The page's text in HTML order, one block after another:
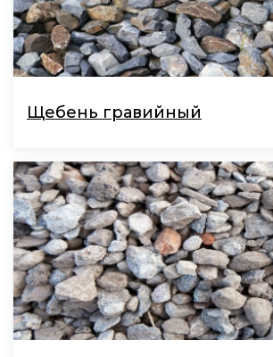
Щебень гравийный